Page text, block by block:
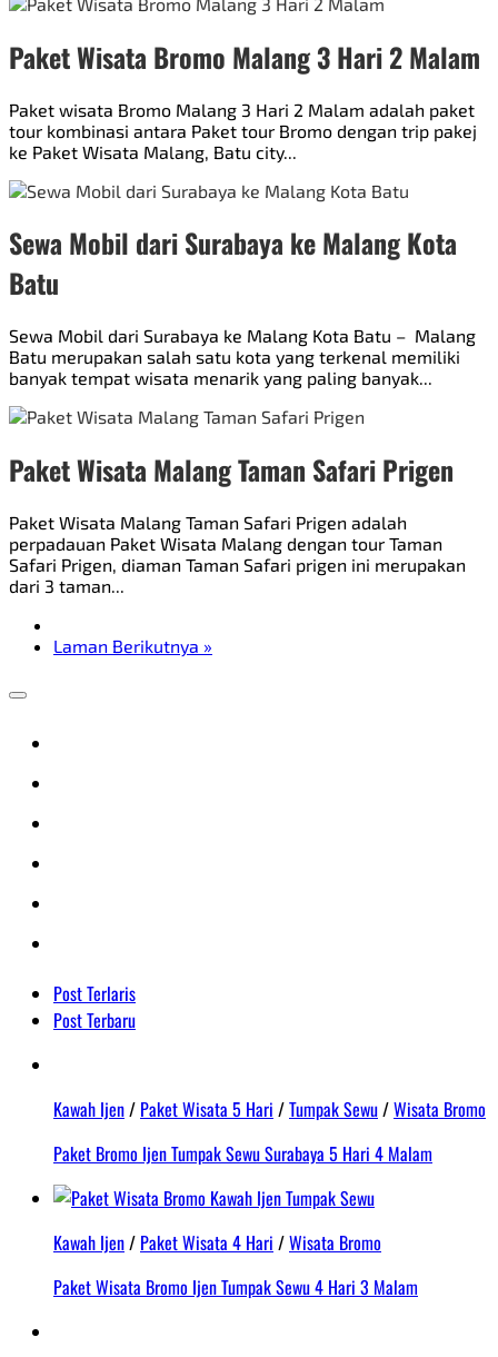
Paket Wisata Bromo Malang 3 Hari 2 Malam
Paket wisata Bromo Malang 3 Hari 2 Malam adalah paket
tour kombinasi antara Paket tour Bromo dengan trip pakej
ke Paket Wisata Malang, Batu city...
Sewa Mobil dari Surabaya ke Malang Kota
Batu
Sewa Mobil dari Surabaya ke Malang Kota Batu – Malang
Batu merupakan salah satu kota yang terkenal memiliki
banyak tempat wisata menarik yang paling banyak...
Paket Wisata Malang Taman Safari Prigen
Paket Wisata Malang Taman Safari Prigen adalah
perpadauan Paket Wisata Malang dengan tour Taman
Safari Prigen, diaman Taman Safari prigen ini merupakan
dari 3 taman...
Laman Berikutnya »
Post Terlaris
Post Terbaru
Kawah Ijen/ Paket Wisata 5 Hari /Tumpak Sewu/Wisata Bromo
Paket Bromo Ijen Tumpak Sewu Surabaya 5 Hari 4 Malam
Kawah Ijen/ Paket Wisata 4 Hari /Wisata Bromo
Paket Wisata Bromo Ijen Tumpak Sewu 4 Hari 3 Malam